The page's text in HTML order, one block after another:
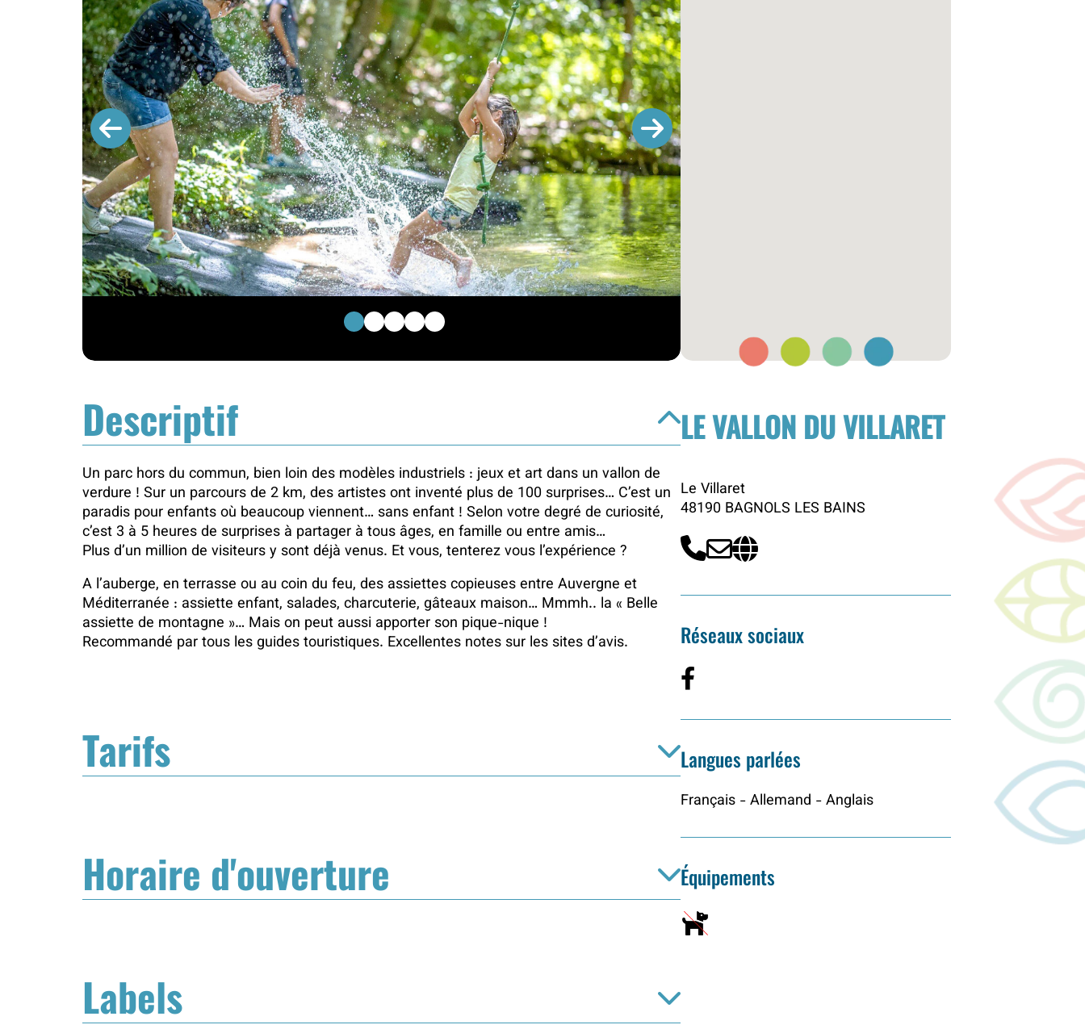
Descriptif
Un parc hors du commun, bien loin des modèles industriels : jeux et art dans un vallon de
verdure ! Sur un parcours de 2 km, des artistes ont inventé plus de 100 surprises… C’est un
paradis pour enfants où beaucoup viennent… sans enfant ! Selon votre degré de curiosité,
c’est 3 à 5 heures de surprises à partager à tous âges, en famille ou entre amis…
Plus d’un million de visiteurs y sont déjà venus. Et vous, tenterez vous l’expérience ?
A l’auberge, en terrasse ou au coin du feu, des assiettes copieuses entre Auvergne et
Méditerranée : assiette enfant, salades, charcuterie, gâteaux maison… Mmmh.. la « Belle
assiette de montagne »… Mais on peut aussi apporter son pique-nique !
Recommandé par tous les guides touristiques. Excellentes notes sur les sites d’avis.
Tarifs
Horaire d'ouverture
Labels
LE VALLON DU VILLARET
Le Villaret
48190 BAGNOLS LES BAINS
Réseaux sociaux
Langues parlées
Français - Allemand - Anglais
Équipements